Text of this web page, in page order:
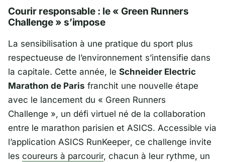
Courir responsable : le « Green Runners
Challenge » s’impose
La sensibilisation à une pratique du sport plus
respectueuse de l’environnement s’intensifie dans
la capitale. Cette année, le Schneider Electric
Marathon de Paris franchit une nouvelle étape
avec le lancement du « Green Runners
Challenge », un défi virtuel né de la collaboration
entre le marathon parisien et ASICS. Accessible via
l’application ASICS RunKeeper, ce challenge invite
les coureurs à parcourir, chacun à leur rythme, un